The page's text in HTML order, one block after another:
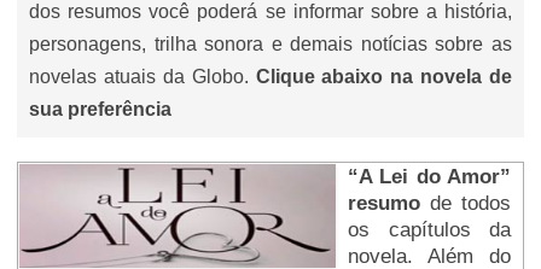
dos resumos você poderá se informar sobre a história,
personagens, trilha sonora e demais notícias sobre as
novelas atuais da Globo. Clique abaixo na novela de
sua preferência
“A Lei do Amor”
resumo de todos
os capítulos da
novela. Além do